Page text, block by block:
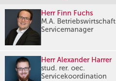
Herr Finn Fuchs
M.A. Betriebswirtschaft
Servicemanager
Herr Alexander Harrer
stud. rer. oec.
Servicekoordination